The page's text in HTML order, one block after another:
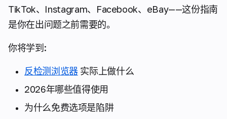
TikTok、Instagram、Facebook、eBay——这份指南
是你在出问题之前需要的。
你将学到:
反检测浏览器实际上做什么
2026年哪些值得使用
为什么免费选项是陷阱